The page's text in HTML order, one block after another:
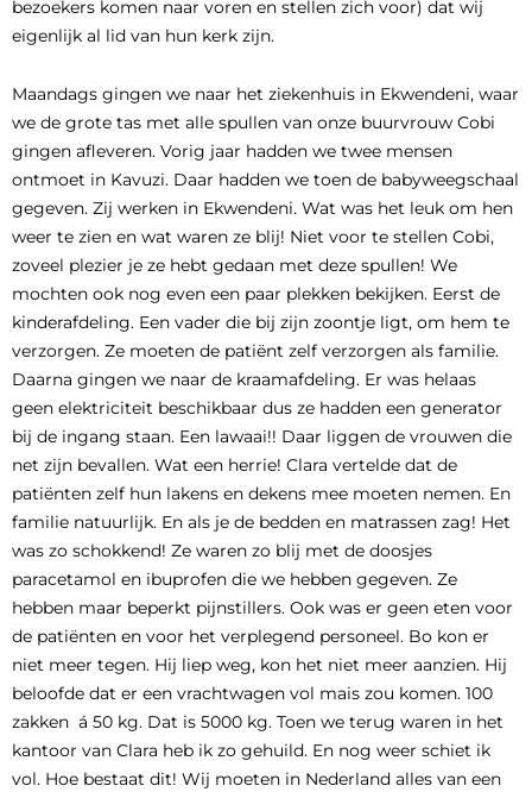
bezoekers komen naar voren en stellen zich voor) dat wij
eigenlijk al lid van hun kerk zijn.
Maandags gingen we naar het ziekenhuis in Ekwendeni, waar
we de grote tas met alle spullen van onze buurvrouw Cobi
gingen afleveren. Vorig jaar hadden we twee mensen
ontmoet in Kavuzi. Daar hadden we toen de babyweegschaal
gegeven. Zij werken in Ekwendeni. Wat was het leuk om hen
weer te zien en wat waren ze blij! Niet voor te stellen Cobi,
zoveel plezier je ze hebt gedaan met deze spullen! We
mochten ook nog even een paar plekken bekijken. Eerst de
kinderafdeling. Een vader die bij zijn zoontje ligt, om hem te
verzorgen. Ze moeten de patiënt zelf verzorgen als familie.
Daarna gingen we naar de kraamafdeling. Er was helaas
geen elektriciteit beschikbaar dus ze hadden een generator
bij de ingang staan. Een lawaai!! Daar liggen de vrouwen die
net zijn bevallen. Wat een herrie! Clara vertelde dat de
patiënten zelf hun lakens en dekens mee moeten nemen. En
familie natuurlijk. En als je de bedden en matrassen zag! Het
was zo schokkend! Ze waren zo blij met de doosjes
paracetamol en ibuprofen die we hebben gegeven. Ze
hebben maar beperkt pijnstillers. Ook was er geen eten voor
de patiënten en voor het verplegend personeel. Bo kon er
niet meer tegen. Hij liep weg, kon het niet meer aanzien. Hij
beloofde dat er een vrachtwagen vol mais zou komen. 100
zakken á 50 kg. Dat is 5000 kg. Toen we terug waren in het
kantoor van Clara heb ik zo gehuild. En nog weer schiet ik
vol. Hoe bestaat dit! Wij moeten in Nederland alles van een